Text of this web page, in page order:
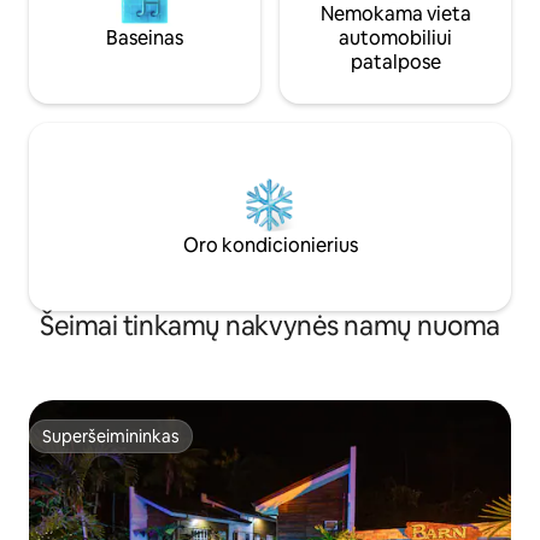
Baseinas
Nemokama vieta
automobiliui
patalpose
Oro kondicionierius
Šeimai tinkamų nakvynės namų nuoma
Superšeimininkas
Superšeimininkas